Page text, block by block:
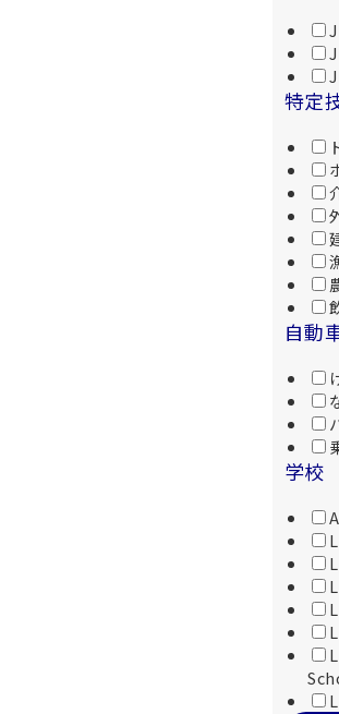
特定
自動
学校